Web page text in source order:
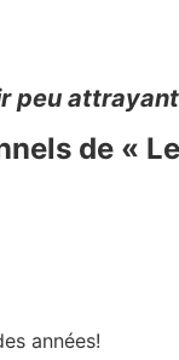
peu
de «
années!